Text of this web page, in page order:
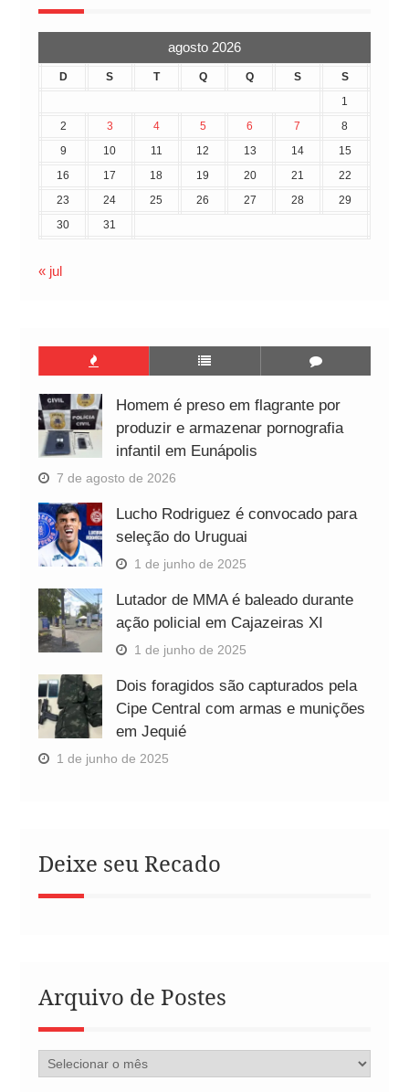
agosto 2026
D S T Q Q S
S
1
2
3 4 5 6 7
8
9
10 11 12 13 14
15
16
17 18 19 20 21
22
23
24 25 26 27 28
29
30
31
« jul
Homem é preso em flagrante por
produzir e armazenar pornografia
infantil em Eunápolis
7 de agosto de 2026
Lucho Rodriguez é convocado para
seleção do Uruguai
1 de junho de 2025
Lutador de MMA é baleado durante
ação policial em Cajazeiras XI
1 de junho de 2025
Dois foragidos são capturados pela
Cipe Central com armas e munições
em Jequié
1 de junho de 2025
Deixe seu Recado
Arquivo de Postes
Arquivo
de